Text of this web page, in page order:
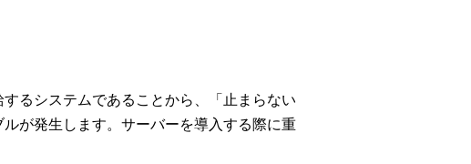
るシステムであることから、「止まらない
が発生します。サーバーを導入する際に重